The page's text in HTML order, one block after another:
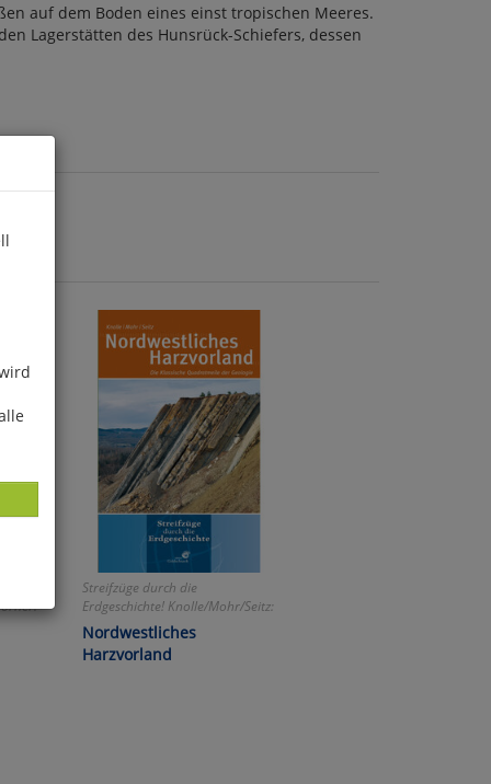
auf dem Boden eines einst tropischen Meeres.
Lagerstätten des Hunsrück-Schiefers, dessen
Streifzüge durch die
Erdgeschichte! Knolle/Mohr/Seitz:
Nordwestliches
Harzvorland